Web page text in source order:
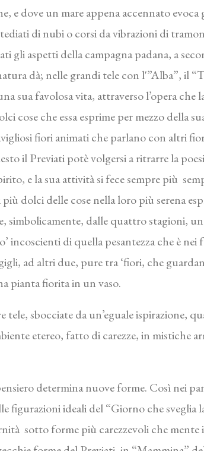
e dove un mare appena accennato
di nubi o corsi da vibrazioni di
gli aspetti della campagna padana, a
dà; nelle grandi tele con l'”Alba”, il
sua favolosa vita, attraverso l’opera che
cose che essa esprime per mezzo della
fiori animati che parlano con altri
il Previati potè volgersi a ritrarre la
e la sua attività si fece sempre più
dolci delle cose nella loro più serena
dalle quattro stagioni,
incoscienti di quella pesantezza che è
ad altri due, pure tra ‘fiori, che
pianta fiorita in un vaso.
tele, sbocciate da un’eguale ispirazione,
etereo, fatto di carezze, in mistiche
determina nuove forme. Così nei
figurazioni ideali del “Giorno che sveglia
sotto forme più carezzevoli che